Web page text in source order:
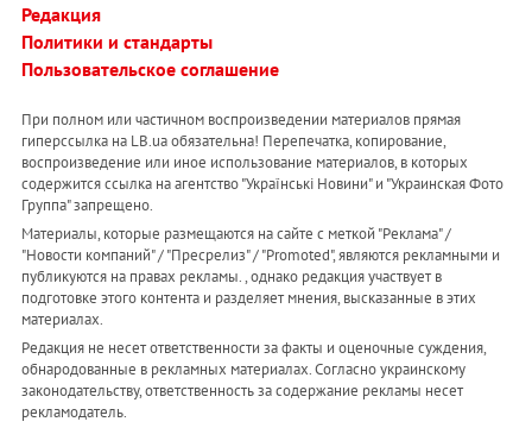
Редакция
Политики и стандарты
Пользовательское соглашение
При полном или частичном воспроизведении материалов прямая
гиперссылка на LB.ua обязательна! Перепечатка, копирование,
воспроизведение или иное использование материалов, в которых
содержится ссылка на агентство "Українськi Новини" и "Украинская Фото
Группа" запрещено.
Материалы, которые размещаются на сайте с меткой "Реклама" /
"Новости компаний" / "Пресрелиз" / "Promoted", являются рекламными и
публикуются на правах рекламы. , однако редакция участвует в
подготовке этого контента и разделяет мнения, высказанные в этих
материалах.
Редакция не несет ответственности за факты и оценочные суждения,
обнародованные в рекламных материалах. Согласно украинскому
законодательству, ответственность за содержание рекламы несет
рекламодатель.